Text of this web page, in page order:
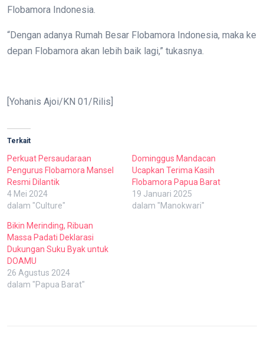
Flobamora Indonesia.
“Dengan adanya Rumah Besar Flobamora Indonesia, maka ke
depan Flobamora akan lebih baik lagi,” tukasnya.
[Yohanis Ajoi/KN 01/Rilis]
Terkait
Perkuat Persaudaraan
Pengurus Flobamora Mansel
Resmi Dilantik
4 Mei 2024
dalam "Culture"
Dominggus Mandacan
Ucapkan Terima Kasih
Flobamora Papua Barat
19 Januari 2025
dalam "Manokwari"
Bikin Merinding, Ribuan
Massa Padati Deklarasi
Dukungan Suku Byak untuk
DOAMU
26 Agustus 2024
dalam "Papua Barat"